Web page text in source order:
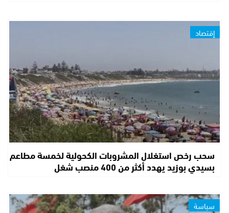
إقتصاد
سحب رخص استغلال المشروبات الكحولية لخمسة مطاعم
بسيدي بوزيد يهدد أكثر من 400 منصب شغل
سياسة